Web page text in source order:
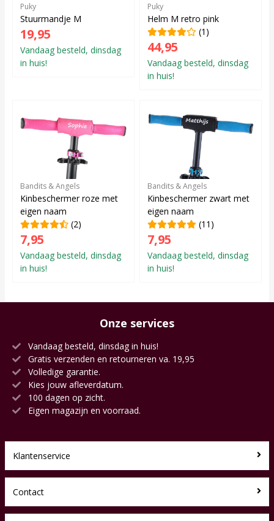
Puky
Stuurmandje M
19,95
Vandaag besteld, dinsdag
in huis!
Puky
Helm M retro pink
(1)
44,95
Vandaag besteld, dinsdag
in huis!
Bandits & Angels
Kinbeschermer roze met
eigen naam
(2)
7,95
Vandaag besteld, dinsdag
in huis!
Bandits & Angels
Kinbeschermer zwart met
eigen naam
(11)
7,95
Vandaag besteld, dinsdag
in huis!
Onze services
Vandaag besteld, dinsdag in huis!
Gratis verzenden en retourneren va. 19,95
Volledige garantie.
Kies jouw afleverdatum.
100 dagen op zicht.
Eigen magazijn en voorraad.
Klantenservice
Contact